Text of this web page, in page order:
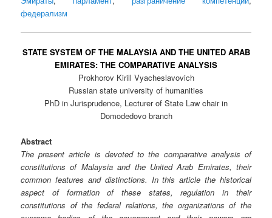
федерализм
STATE SYSTEM OF THE MALAYSIA AND THE UNITED ARAB
EMIRATES: THE COMPARATIVE ANALYSIS
Prokhorov Kirill Vyacheslavovich
Russian state university of humanities
PhD in Jurisprudence, Lecturer of State Law chair in
Domodedovo branch
Abstract
The present article is devoted to the comparative analysis of
constitutions of Malaysia and the United Arab Emirates, their
common features and distinctions. In this article the historical
aspect of formation of these states, regulation in their
constitutions of the federal relations, the organizations of the